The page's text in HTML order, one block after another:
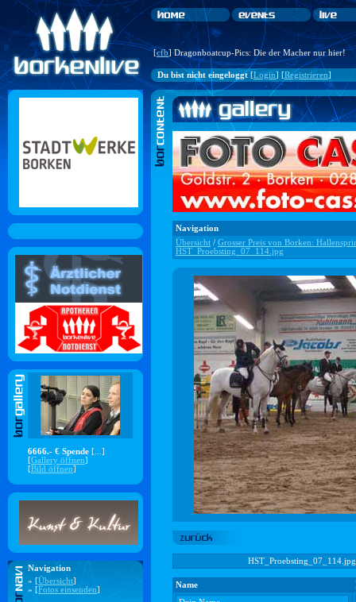
[cfb] Dragonboatcup-Pics: Die der Macher nur hier!
Du bist nicht eingeloggt[Login] [Registrieren]
6666.- € Spende [...]
[Gallery öffnen]
[Bild öffnen]
Navigation
» [Übersicht]
» [Fotos einsenden]
Navigation
Übersicht / Grosser Preis von Borken:
HST_Proebsting_07_114.jpg
HST_Proebsting_07_114.jpg
Name